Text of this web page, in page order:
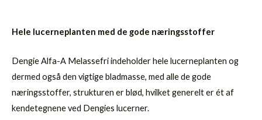
Hele lucerneplanten med de gode næringsstoffer
Dengie Alfa-A Melassefri indeholder hele lucerneplanten og
dermed også den vigtige bladmasse, med alle de gode
næringsstoffer, strukturen er blød, hvilket generelt er ét af
kendetegnene ved Dengies lucerner.